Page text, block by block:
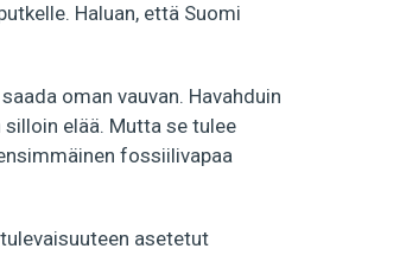
Haluan, että Suomi
oman vauvan. Havahduin
elää. Mutta se tulee
fossiilivapaa
asetetut